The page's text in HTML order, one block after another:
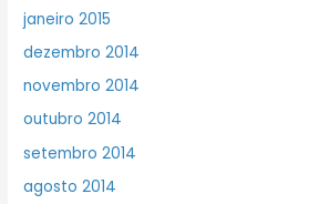
janeiro 2015
dezembro 2014
novembro 2014
outubro 2014
setembro 2014
agosto 2014